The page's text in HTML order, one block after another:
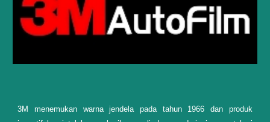
3M menemukan warna jendela pada tahun 1966 dan produk